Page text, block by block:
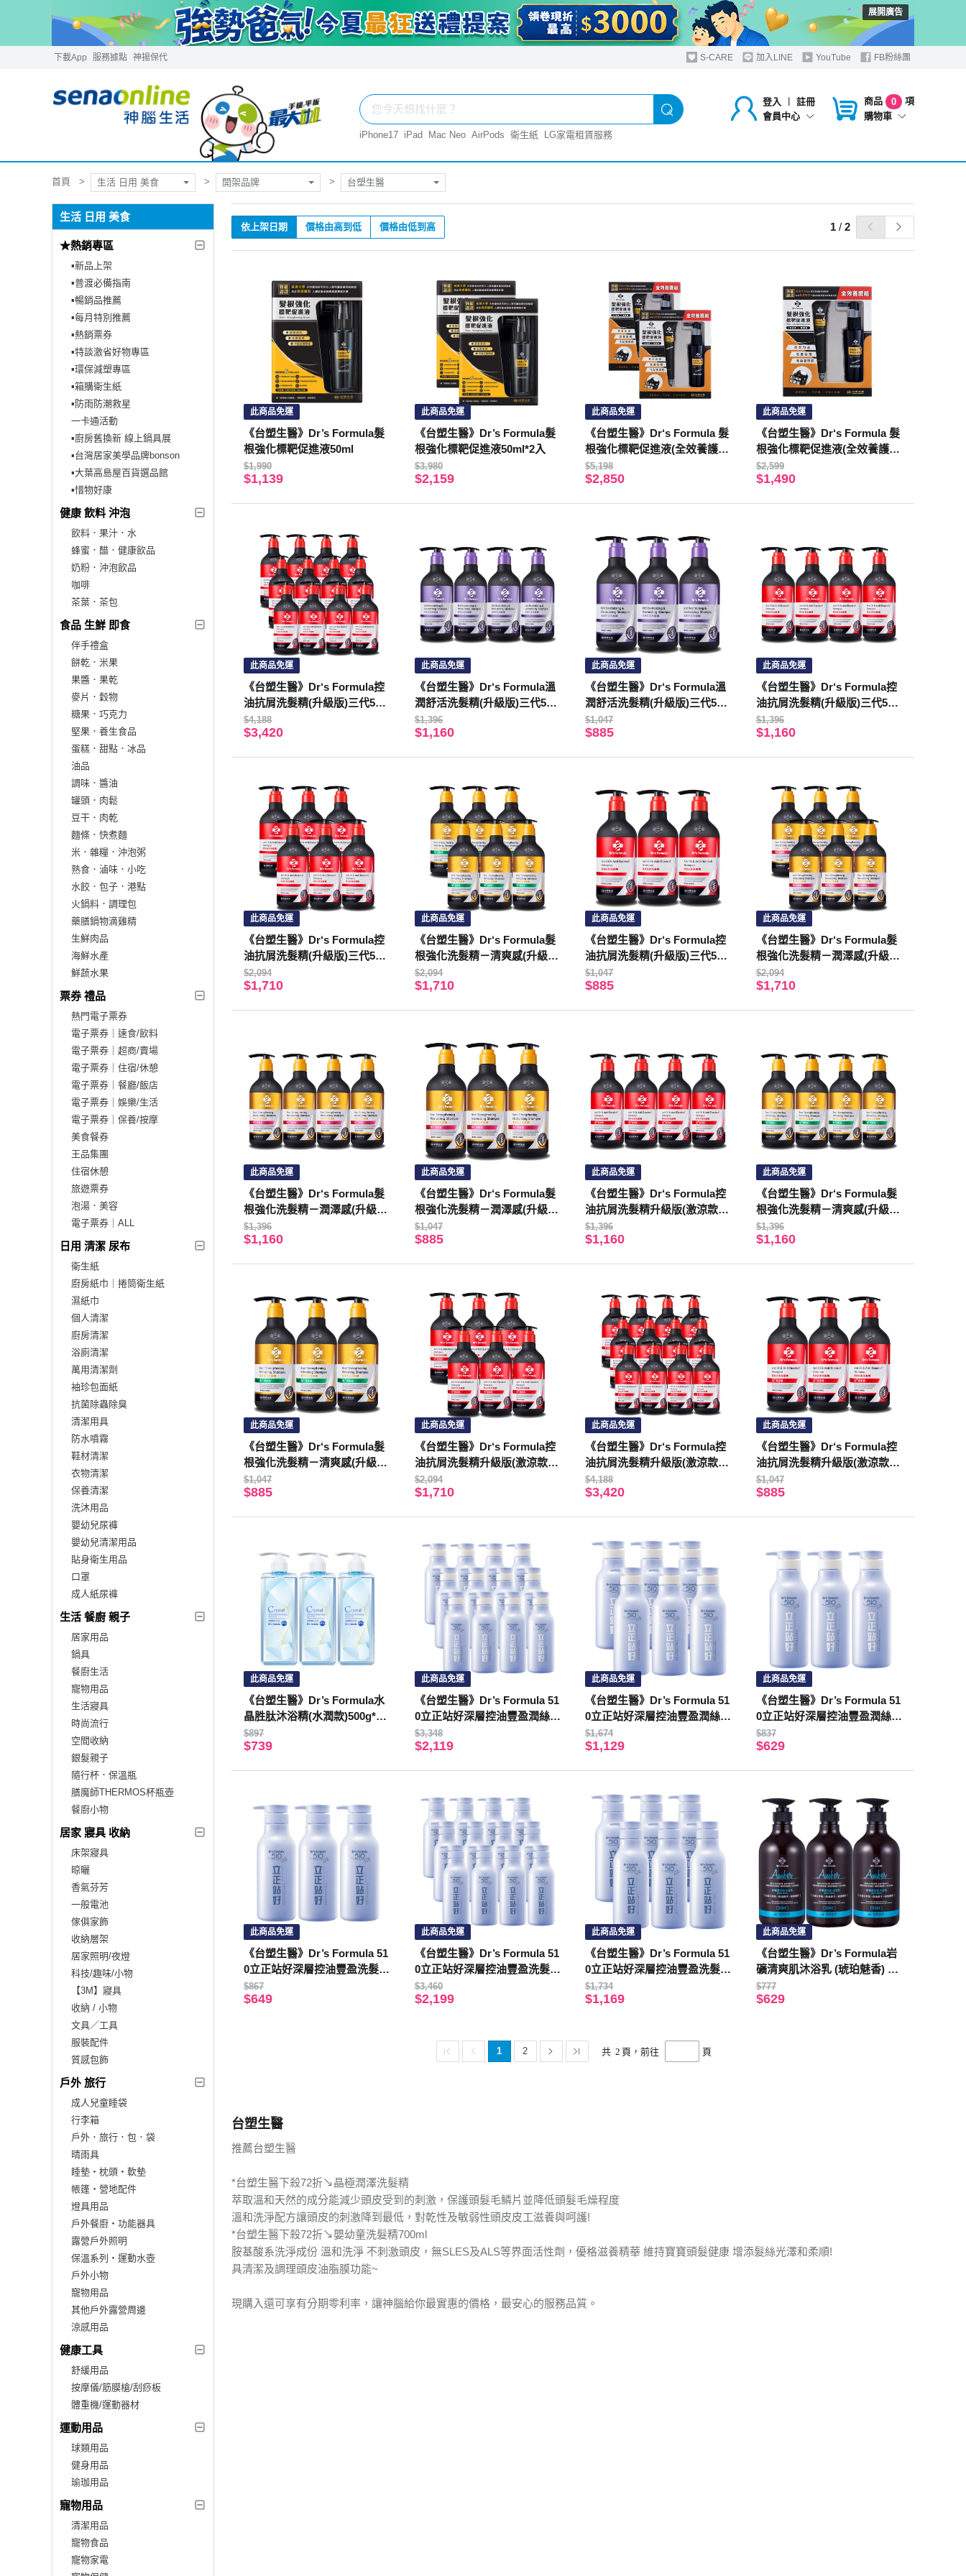
展開廣告
下載App 服務據點 神揚保代 S-CARE 加入LINE YouTube FB粉絲團
登入 ︱
註冊
會員中心
商品 0
項
購物車
iPhone17 iPad Mac Neo AirPods 衛生紙 LG家電租賃服務
首頁 生活 日用 美食 開架品牌 台塑生醫
生活 日用 美食
★熱銷專區
▪︎新品上架
▪︎普渡必備指南
▪︎暢銷品推薦
▪︎每月特別推薦
▪︎熱銷票券
▪︎特談激省好物專區
▪︎環保減塑專區
▪︎箱購衛生紙
▪︎防雨防潮救星
一卡通活動
▪︎廚房舊換新 線上鍋具展
▪︎台灣居家美學品牌bonson
▪︎大葉高島屋百貨選品館
▪︎惜物好康
健康 飲料 沖泡
飲料．果汁．水
蜂蜜．醋．健康飲品
奶粉．沖泡飲品
咖啡
茶葉．茶包
食品 生鮮 即食
伴手禮盒
餅乾．米果
果醬．果乾
麥片．穀物
糖果．巧克力
堅果．養生食品
蛋糕．甜點．冰品
油品
調味．醬油
罐頭．肉鬆
豆干．肉乾
麵條．快煮麵
米．雜糧．沖泡粥
熟食．滷味．小吃
水餃．包子．港點
火鍋料．調理包
藥膳鍋物滴雞精
生鮮肉品
海鮮水產
鮮蔬水果
票券 禮品
熱門電子票券
電子票券｜速食/飲料
電子票券｜超商/賣場
電子票券｜住宿/休憩
電子票券｜餐廳/飯店
電子票券｜娛樂/生活
電子票券｜保養/按摩
美食餐券
王品集團
住宿休憩
旅遊票券
泡湯．美容
電子票券｜ALL
日用 清潔 尿布
衛生紙
廚房紙巾｜捲筒衛生紙
濕紙巾
個人清潔
廚房清潔
浴廁清潔
萬用清潔劑
袖珍包面紙
抗菌除蟲除臭
清潔用具
防水噴霧
鞋材清潔
衣物清潔
保養清潔
洗沐用品
嬰幼兒尿褲
嬰幼兒清潔用品
貼身衛生用品
口罩
成人紙尿褲
生活 餐廚 親子
居家用品
鍋具
餐廚生活
寵物用品
生活寢具
時尚流行
空間收納
銀髮親子
隨行杯．保溫瓶
膳魔師THERMOS杯瓶壺
餐廚小物
居家 寢具 收納
床架寢具
晾曬
香氣芬芳
一般電池
傢俱家飾
收納層架
居家照明/夜燈
科技/趣味/小物
【3M】寢具
收納 / 小物
文具／工具
服裝配件
質感包飾
戶外 旅行
成人兒童睡袋
行李箱
戶外．旅行．包．袋
晴雨具
睡墊‧枕頭‧軟墊
帳篷‧營地配件
燈具用品
戶外餐廚‧功能器具
露營戶外照明
保溫系列‧運動水壺
戶外小物
寵物用品
其他戶外露營周邊
涼感用品
健康工具
舒緩用品
按摩儀/筋膜槍/刮痧板
體重機/運動器材
運動用品
球類用品
健身用品
瑜珈用品
寵物用品
清潔用品
寵物食品
寵物家電
依上架日期 價格由高到低 價格由低到高 1 / 2
此商品免運
《台塑生醫》Dr’s Formula髮
根強化標靶促進液50ml
$1,990
$1,139
此商品免運
《台塑生醫》Dr’s Formula髮
根強化標靶促進液50ml*2入
$3,980
$2,159
此商品免運
《台塑生醫》Dr‘s Formula 髮
根強化標靶促進液(全效養護
組)*2入
$5,198
$2,850
此商品免運
《台塑生醫》Dr‘s Formula 髮
根強化標靶促進液(全效養護
組)
$2,599
$1,490
此商品免運
《台塑生醫》Dr‘s Formula控
油抗屑洗髮精(升級版)三代580
g*12入
$4,188
$3,420
此商品免運
《台塑生醫》Dr‘s Formula溫
潤舒活洗髮精(升級版)三代580
g*4入
$1,396
$1,160
此商品免運
《台塑生醫》Dr‘s Formula溫
潤舒活洗髮精(升級版)三代580
g*3入
$1,047
$885
此商品免運
《台塑生醫》Dr‘s Formula控
油抗屑洗髮精(升級版)三代580
g*4入
$1,396
$1,160
此商品免運
《台塑生醫》Dr‘s Formula控
油抗屑洗髮精(升級版)三代580
g*6入
$2,094
$1,710
此商品免運
《台塑生醫》Dr‘s Formula髮
根強化洗髮精－清爽感(升級
版)三代580g*6入
$2,094
$1,710
此商品免運
《台塑生醫》Dr‘s Formula控
油抗屑洗髮精(升級版)三代580
g*3入
$1,047
$885
此商品免運
《台塑生醫》Dr‘s Formula髮
根強化洗髮精－潤澤感(升級
版)三代580g*6入
$2,094
$1,710
此商品免運
《台塑生醫》Dr‘s Formula髮
根強化洗髮精－潤澤感(升級
版)三代580g*4入
$1,396
$1,160
此商品免運
《台塑生醫》Dr‘s Formula髮
根強化洗髮精－潤澤感(升級
版)三代580g*3入
$1,047
$885
此商品免運
《台塑生醫》Dr‘s Formula控
油抗屑洗髮精升級版(激涼款)
三代580g*4入
$1,396
$1,160
此商品免運
《台塑生醫》Dr‘s Formula髮
根強化洗髮精－清爽感(升級
版)三代580g*4入
$1,396
$1,160
此商品免運
《台塑生醫》Dr‘s Formula髮
根強化洗髮精－清爽感(升級
版)三代580g*3入
$1,047
$885
此商品免運
《台塑生醫》Dr‘s Formula控
油抗屑洗髮精升級版(激涼款)
三代580g*6入
$2,094
$1,710
此商品免運
《台塑生醫》Dr‘s Formula控
油抗屑洗髮精升級版(激涼款)
三代580g*12入
$4,188
$3,420
此商品免運
《台塑生醫》Dr‘s Formula控
油抗屑洗髮精升級版(激涼款)
三代580g*3入
$1,047
$885
此商品免運
《台塑生醫》Dr’s Formula水
晶胜肽沐浴精(水潤款)500g*3
入
$897
$739
此商品免運
《台塑生醫》Dr’s Formula 51
0立正站好深層控油豐盈潤絲乳
550g*12入
$3,348
$2,119
此商品免運
《台塑生醫》Dr’s Formula 51
0立正站好深層控油豐盈潤絲乳
550g*6入
$1,674
$1,129
此商品免運
《台塑生醫》Dr’s Formula 51
0立正站好深層控油豐盈潤絲乳
550g*3入
$837
$629
此商品免運
《台塑生醫》Dr’s Formula 51
0立正站好深層控油豐盈洗髮精
600g*3入
$867
$649
此商品免運
《台塑生醫》Dr’s Formula 51
0立正站好深層控油豐盈洗髮精
600g*12入
$3,460
$2,199
此商品免運
《台塑生醫》Dr’s Formula 51
0立正站好深層控油豐盈洗髮精
600g*6入
$1,734
$1,169
此商品免運
《台塑生醫》Dr’s Formula岩
礦清爽肌沐浴乳 (琥珀魅香) 80
0g*3入
$777
$629
1 2 共 2 頁，前往 頁
台塑生醫
推薦台塑生醫
*台塑生醫下殺72折↘晶極潤澤洗髮精
萃取溫和天然的成分能減少頭皮受到的刺激，保護頭髮毛鱗片並降低頭髮毛燥程度
溫和洗淨配方讓頭皮的刺激降到最低，對乾性及敏弱性頭皮皮工滋養與呵護!
*台塑生醫下殺72折↘嬰幼童洗髮精700ml
胺基酸系洗淨成份 溫和洗淨 不刺激頭皮，無SLES及ALS等界面活性劑，優格滋養精華 維持寶寶頭髮健康 增添髮絲光澤和柔順!
具清潔及調理頭皮油脂膜功能~
現購入還可享有分期零利率，讓神腦給你最實惠的價格，最安心的服務品質。